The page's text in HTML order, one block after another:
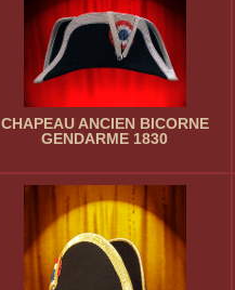
CHAPEAU ANCIEN BICORNE
GENDARME 1830